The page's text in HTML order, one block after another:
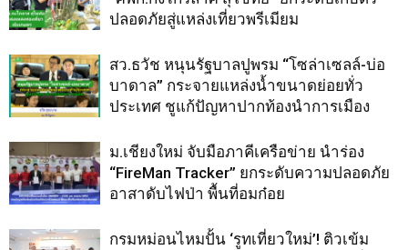
ปลอดภัยสู่แหล่งเที่ยวพรีเมียม
สว.ธวัช หนุนรัฐบาลปูพรม “โซล่าเซลล์-บ่อ
บาดาล” กระจายแหล่งน้ำขนาดย่อยทั่ว
ประเทศ ชูแก้ปัญหาปากท้องนำการเมือง
ม.เชียงใหม่ จับมือภาคีเครือข่าย นำร่อง
“FireMan Tracker” ยกระดับความปลอดภัย
อาสาดับไฟป่า พื้นที่อมก๋อย
กรมหม่อนไหมปั้น ‘รูทเที่ยวใหม่’! ติวเข้ม